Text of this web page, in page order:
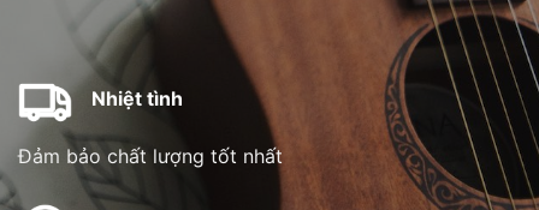
Nhiệt tình
Đảm bảo chất lượng tốt nhất